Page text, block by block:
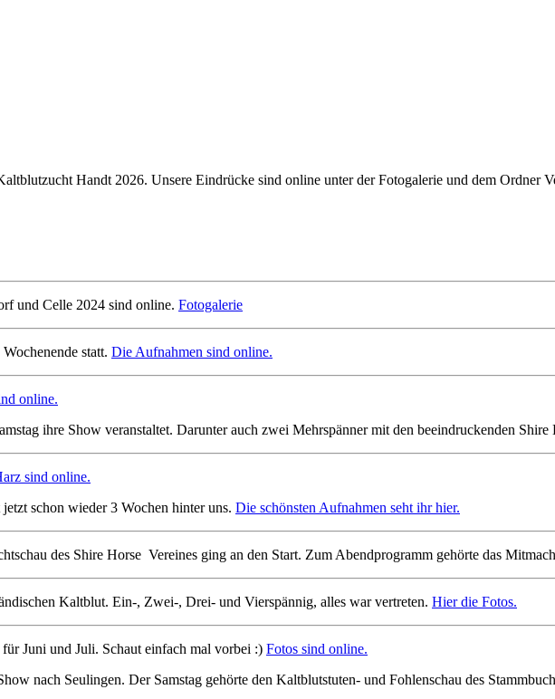
Handt 2026. Unsere Eindrücke sind online unter der Fotogalerie und dem Ordner
und Celle 2024 sind online. Fotogalerie
statt. Die Aufnahmen sind online.
online.
ihre Show veranstaltet. Darunter auch zwei Mehrspänner mit den beeindruckenden Shire
sind online.
schon wieder 3 Wochen hinter uns. Die schönsten Aufnahmen seht ihr hier.
des Shire Horse Vereines ging an den Start. Zum Abendprogramm gehörte das
Kaltblut. Ein-, Zwei-, Drei- und Vierspännig, alles war vertreten. Hier die Fotos.
Juni und Juli. Schaut einfach mal vorbei :) Fotos sind online.
nach Seulingen. Der Samstag gehörte den Kaltblutstuten- und Fohlenschau des